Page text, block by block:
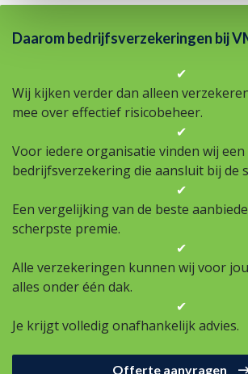
Daarom bedrijfsverzekeringen bij
✔
Wij kijken verder dan alleen
mee over effectief risicobeheer.
✔
Voor iedere organisatie vinden wij een
bedrijfsverzekering die aansluit bij de
✔
Een vergelijking van de beste
scherpste premie.
✔
Alle verzekeringen kunnen wij voor
alles onder één dak.
✔
Je krijgt volledig onafhankelijk advies.
Offerte aanvragen